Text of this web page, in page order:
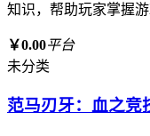
知识，帮助玩家掌握
￥0.00平台
未分类
范马刃牙：血之竞